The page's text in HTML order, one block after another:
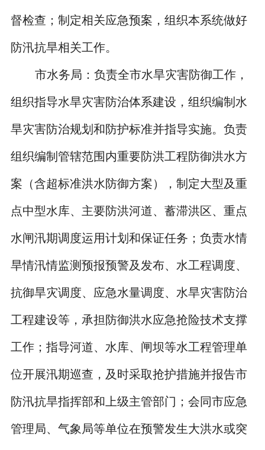
督检查；制定相关应急预案，组织本系统做好
防汛抗旱相关工作。
市水务局：负责全市水旱灾害防御工作，
组织指导水旱灾害防治体系建设，组织编制水
旱灾害防治规划和防护标准并指导实施。负责
组织编制管辖范围内重要防洪工程防御洪水方
案（含超标准洪水防御方案），制定大型及重
点中型水库、主要防洪河道、蓄滞洪区、重点
水闸汛期调度运用计划和保证任务；负责水情
旱情汛情监测预报预警及发布、水工程调度、
抗御旱灾调度、应急水量调度、水旱灾害防治
工程建设等，承担防御洪水应急抢险技术支撑
工作；指导河道、水库、闸坝等水工程管理单
位开展汛期巡查，及时采取抢护措施并报告市
防汛抗旱指挥部和上级主管部门；会同市应急
管理局、气象局等单位在预警发生大洪水或突